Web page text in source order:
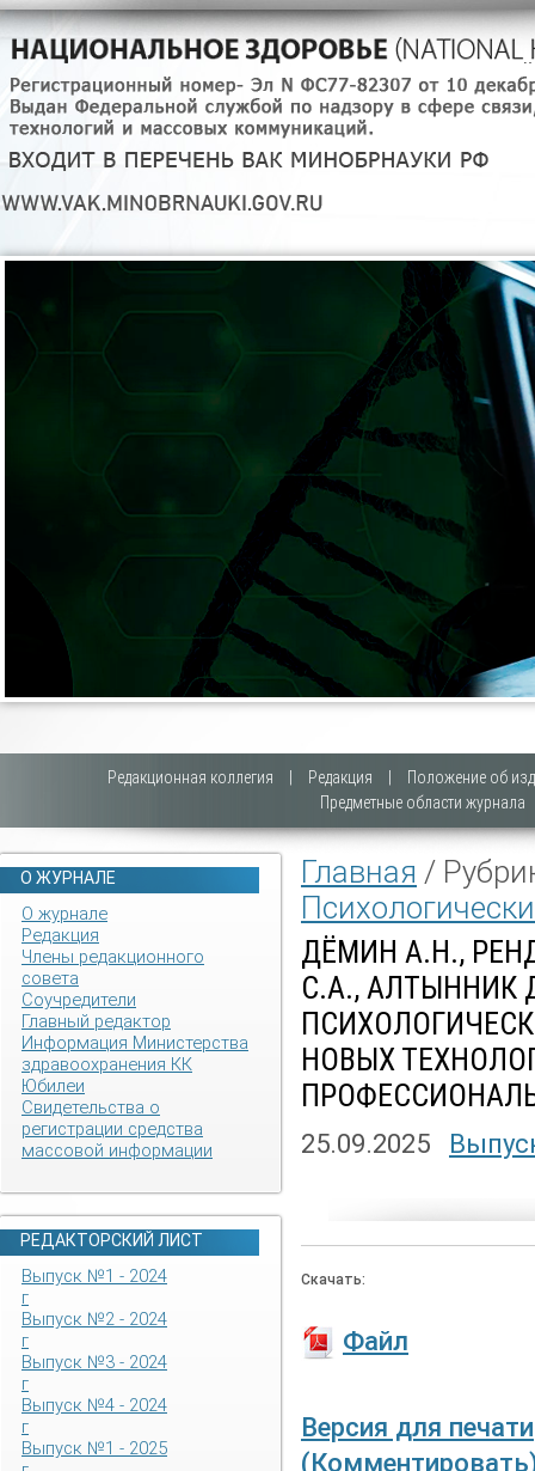
Редакционная коллегия Редакция
Положение об
Предметные области журнала
О ЖУРНАЛЕ
О журнале
Редакция
Члены редакционного
совета
Соучредители
Главный редактор
Информация Министерства
здравоохранения КК
Юбилеи
Свидетельства о
регистрации средства
массовой информации
РЕДАКТОРСКИЙ ЛИСТ
Выпуск №1 - 2024
г
Выпуск №2 - 2024
г
Выпуск №3 - 2024
г
Выпуск №4 - 2024
г
Выпуск №1 - 2025
Главная /
ДЁМИН А.Н.,
С.А.,
НОВЫХ
25.09.2025
Скачать:
Файл
Версия для печати